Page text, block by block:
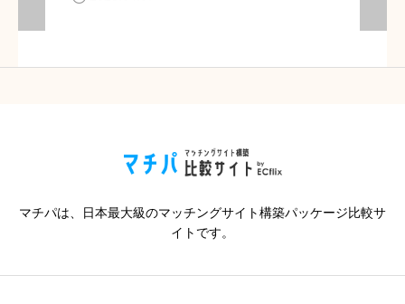
マチパは、日本最大級のマッチングサイト構築パッケージ比較サ
イトです。